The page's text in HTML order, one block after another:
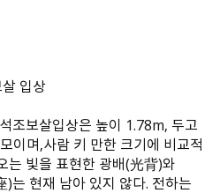
입상
조보살입상은 높이 1.78m, 두고
이며,사람 키 만한 크기에 비교적
는 빛을 표현한 광배(光背)와
는 현재 남아 있지 않다. 전하는